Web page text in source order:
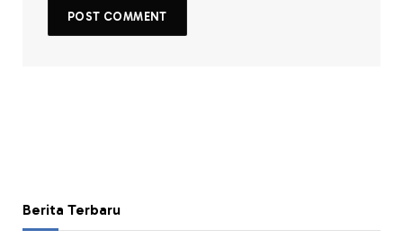
Berita Terbaru